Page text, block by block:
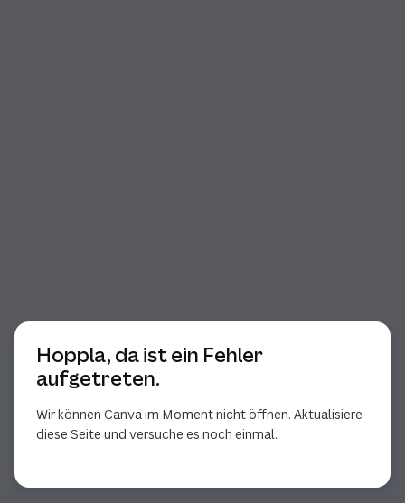
Hoppla, da ist ein Fehler
aufgetreten.
Wir können Canva im Moment nicht öffnen. Aktualisiere
diese Seite und versuche es noch einmal.